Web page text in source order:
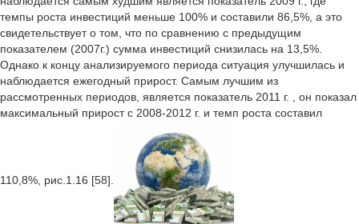
темпы роста инвестиций меньше 100% и составили 86,5%, а это
свидетельствует о том, что по сравнению с предыдущим
показателем (2007г.) сумма инвестиций снизилась на 13,5%.
Однако к концу анализируемого периода ситуация улучшилась и
наблюдается ежегодный прирост. Самым лучшим из
рассмотренных периодов, является показатель 2011 г. , он показал
максимальный прирост с 2008-2012 г. и темп роста составил
110,8%, рис.1.16 [58].